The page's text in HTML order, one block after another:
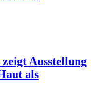
Ausstellung
als